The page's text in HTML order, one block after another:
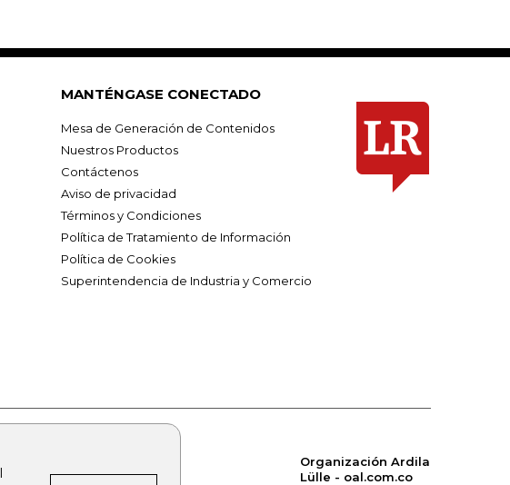
MANTÉNGASE CONECTADO
Mesa de Generación de Contenidos
Nuestros Productos
Contáctenos
Aviso de privacidad
Términos y Condiciones
Política de Tratamiento de Información
Política de Cookies
Superintendencia de Industria y Comercio
Organización Ardila
Lülle - oal.com.co